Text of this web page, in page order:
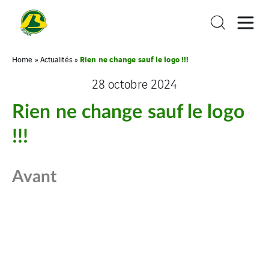
Home »Actualités» Rien ne change sauf le logo !!!
28 octobre 2024
Rien ne change sauf le logo
!!!
Avant